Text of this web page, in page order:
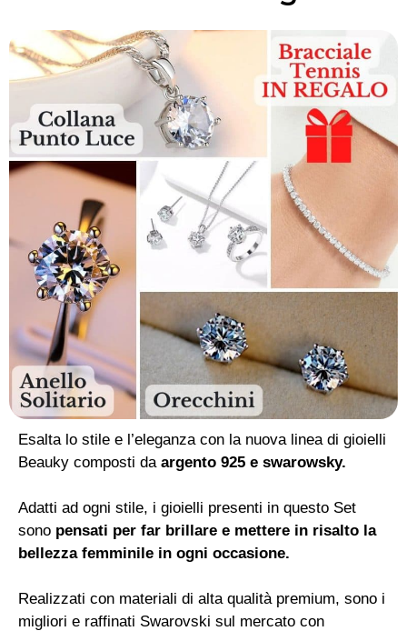
Esalta lo stile e l’eleganza con la nuova linea di gioielli
Beauky composti da argento 925 e swarowsky.
Adatti ad ogni stile, i gioielli presenti in questo Set
sono pensati per far brillare e mettere in risalto la
bellezza femminile in ogni occasione.
Realizzati con materiali di alta qualità premium, sono i
migliori e raffinati Swarovski sul mercato con